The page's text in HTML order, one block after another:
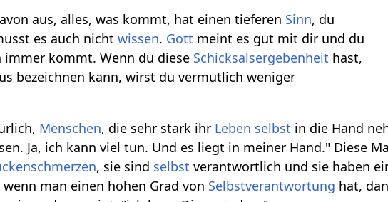
aus, alles, was kommt, hat einen tieferen Sinn, du
es auch nichtwissen. Gott meint es gut mit dir und du
immer kommt. Wenn du diese Schicksalsergebenheit hast,
bezeichnen kann, wirst du vermutlich weniger
Menschen, die sehr stark ihr Leben selbst in die Hand
Ja, ich kann viel tun. Und es liegt in meiner Hand." Diese
, sie sind selbst verantwortlich und sie haben
wenn man einen hohen Grad von Selbstverantwortung hat,